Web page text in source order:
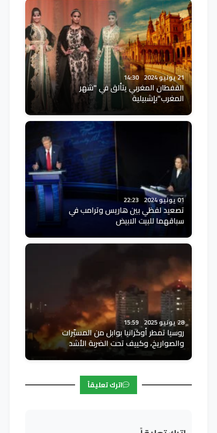
21 يونيو 2024 14:30
القفطان المغربي يتألق في "شهر
المغرب"بإشبيلية
01 يونيو 2024 22:23
تصعيد لفظي بين هاريس وترامب في
سباقهما للبيت الابيض
28 يونيو 2025 15:59
روسيا تمطر أوكرانيا بوابل من المسيّرات
والصواريخ، وكييف تحت الضربة الأشد
اترك تعليقاً